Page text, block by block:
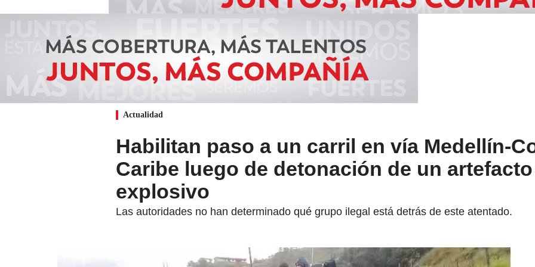
Actualidad
Habilitan paso a un carril en vía Medellín-
Caribe luego de detonación de un artefacto
explosivo
Las autoridades no han determinado qué grupo ilegal está detrás de este atentado.